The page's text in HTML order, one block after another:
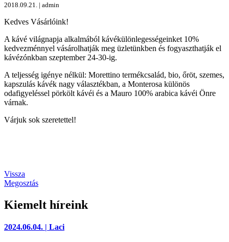
2018.09.21. | admin
Kedves Vásárlóink!
A kávé világnapja alkalmából kávékülönlegességeinket 10%
kedvezménnyel vásárolhatják meg üzletünkben és fogyaszthatják el
kávézónkban szeptember 24-30-ig.
A teljesség igénye nélkül: Morettino termékcsalád, bio, őröt, szemes,
kapszulás kávék nagy választékban, a Monterosa különös
odafigyeléssel pörkölt kávéi és a Mauro 100% arabica kávéi Önre
várnak.
Várjuk sok szeretettel!
Vissza
Megosztás
Kiemelt híreink
2024.06.04. | Laci